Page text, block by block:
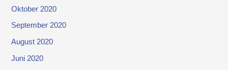
Oktober 2020
September 2020
August 2020
Juni 2020